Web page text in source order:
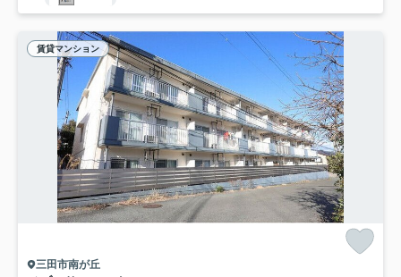
賃貸マンション
三田市南が丘